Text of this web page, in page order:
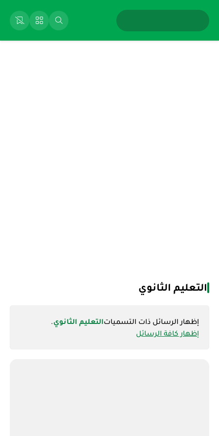
التعليم الثانوي
‏إظهار الرسائل ذات التسمياتالتعليم الثانوي.
إظهار كافة الرسائل